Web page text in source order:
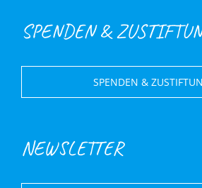
SPENDEN &
SPENDEN &
NEWSLETTER